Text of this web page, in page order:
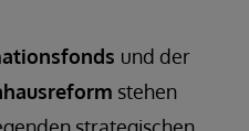
und der
stehen